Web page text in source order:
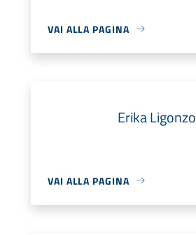
VAI ALLA PAGINA
Erika Ligonzo
VAI ALLA PAGINA